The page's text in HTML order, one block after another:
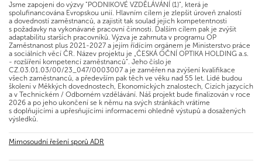
Jsme zapojeni do výzvy "PODNIKOVÉ VZDĚLÁVÁNÍ (1)", která je
spolufinancována Evropskou unií. Hlavním cílem je zlepšit úroveň znalostí
a dovedností zaměstnanců, a zajistit tak soulad jejich kompetentnosti
s požadavky na vykonávané pracovní činnosti. Dalším cílem pak je zvýšit
adaptabilitu starších pracovníků. Výzva je zahrnuta v programu OP
Zaměstnanost plus 2021-2027 a jejím řídícím orgánem je Ministerstvo práce
a sociálních věcí ČR. Název projektu je „ČESKÁ OČNÍ OPTIKA HOLDING a.s.
- rozšíření kompetencí zaměstnanců“. Jeho číslo je
CZ.03.01.03/00/23_047/0003007 a je zaměřen na zvýšení kvalifikace
všech zaměstnanců, a především pak těch ve věku nad 55 let. Lidé budou
školeni v Měkkých dovednostech, Ekonomických znalostech, Cizích jazycích
a v Technickém / Odborném vzdělávání. Náš projekt bude finalizován v roce
2026 a po jeho ukončení se k němu na svých stránkách vrátíme
s doplňujícími a upřesňujícími informacemi ohledně výstupů a dosažených
výsledků.
Mimosoudní řešení sporů ADR